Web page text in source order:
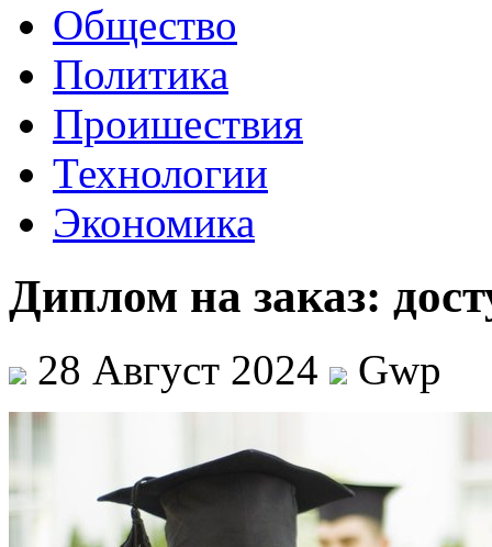
Общество
Политика
Проишествия
Технологии
Экономика
Диплом на заказ:
28 Август 2024 Gwp